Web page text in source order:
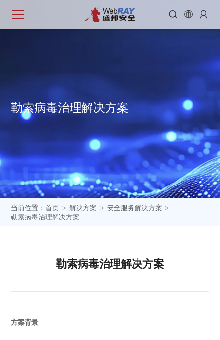
  
勒索病毒治理解决方案
当前位置：首页 > 解决方案 > 安全服务解决方案 >
勒索病毒治理解决方案
勒索病毒治理解决方案
方案背景